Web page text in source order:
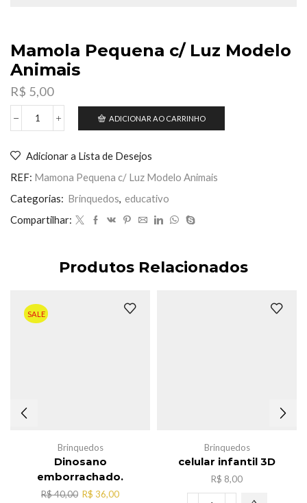
Mamola Pequena c/ Luz Modelo
Animais
R$ 5,00
Mamola
Luz
Modelo
quantidade
ADICIONAR AO CARRINHO
Adicionar a Lista de Desejos
REF: Mamona Pequena c/ Luz Modelo Animais
Categorias: Brinquedos, educativo
Compartilhar:
Produtos Relacionados
SALE
Brinquedos
Dinosano
emborrachado.
R$40,00 O
R$ 36,00O
Brinquedos
celular infantil 3D
R$ 8,00